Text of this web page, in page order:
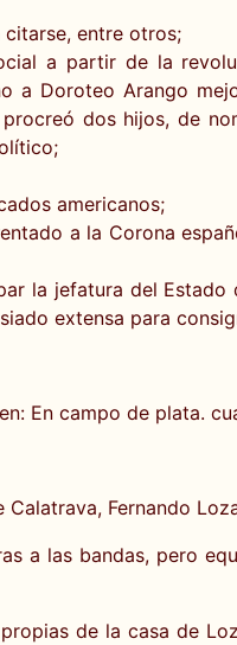
citarse, entre otros;
a partir de la
a Doroteo Arango
dos hijos, de
americanos;
a la Corona
la jefatura del
extensa para
En campo de plata.
Fernando
a las bandas, pero
de la casa de